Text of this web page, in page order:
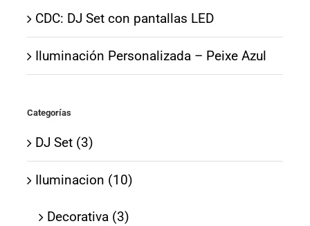
CDC: DJ Set con pantallas LED
Iluminación Personalizada – Peixe Azul
Categorías
DJ Set (3)
Iluminacion (10)
Decorativa (3)